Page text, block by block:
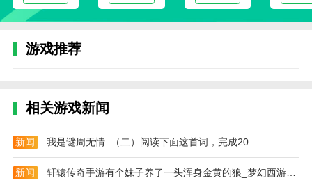
游戏推荐
相关游戏新闻
新闻 我是谜周无情_（二）阅读下面这首词，完成20
新闻 轩辕传奇手游有个妹子养了一头浑身金黄的狼_梦幻西游宠物积分奖励